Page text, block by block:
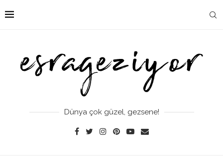
Dünya çok güzel, gezsene!